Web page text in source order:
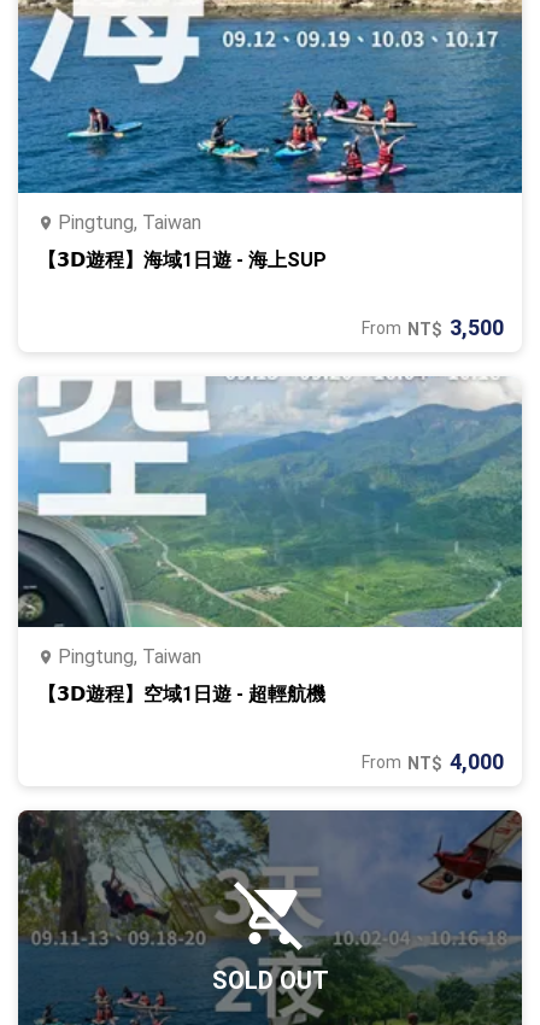
Pingtung, Taiwan
【𝟯𝗗遊程】海域1日遊 ‐ 海上SUP
From NT$ 3,500
Pingtung, Taiwan
【𝟯𝗗遊程】空域1日遊 ‐ 超輕航機
From NT$ 4,000
SOLD OUT